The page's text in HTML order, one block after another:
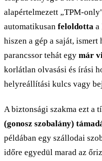
alapértelmezett „TPM-
automatikusan feloldotta a
hiszen a gép a saját,
parancssor tehát egy már
korlátlan olvasási és írási
helyreállítási kulcs vagy
A biztonsági szakma ezt a
(gonosz szobalány)
példában egy szállodai
időre egyedül marad az